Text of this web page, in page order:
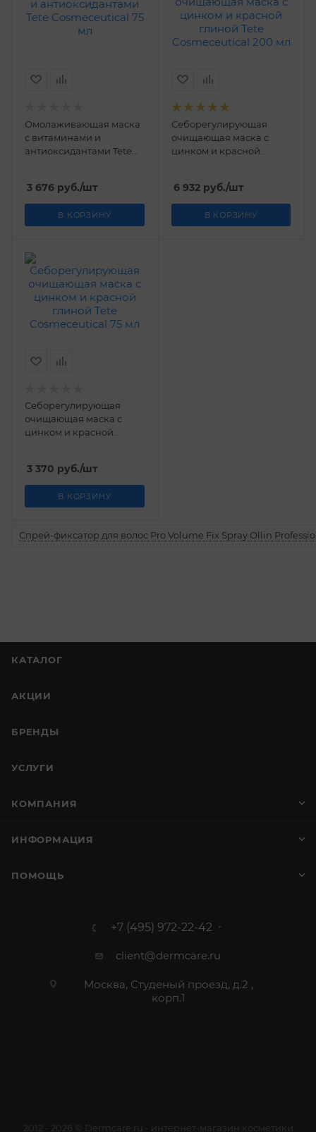
Омолаживающая маска
с витаминами и
антиоксидантами Tetе
3 676 руб./шт
В КОРЗИНУ
Себорегулирующая
очищающая маска с
цинком и красной
6 932руб./шт
В КОРЗИНУ
Себорегулирующая
очищающая маска с
цинком и красной
3 370 руб./шт
В КОРЗИНУ
Спрей-фиксатор для волос Pro Volume Fix Spray Ollin
КАТАЛОГ
АКЦИИ
БРЕНДЫ
УСЛУГИ
КОМПАНИЯ
ИНФОРМАЦИЯ
ПОМОЩЬ
+7 (495) 972-22-42
client@dermcare.ru
Москва, Студеный проезд, д.2 ,
корп.1
2012 - 2026 © Dermcare.ru - интернет-магазин косметики